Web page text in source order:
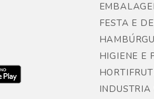
FESTA E
HIGIENE E
INDUSTRIA